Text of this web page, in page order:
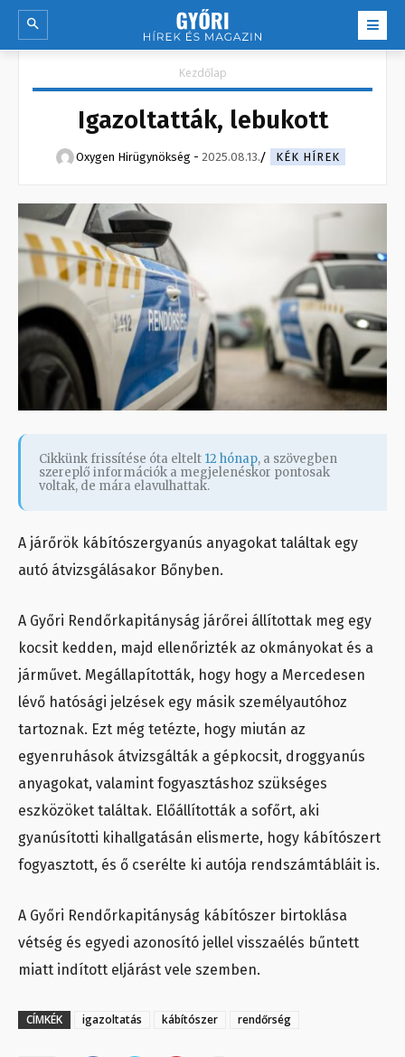
Kezdőlap
Igazoltatták, lebukott
Oxygen Hirügynökség - 2025.08.13. KÉK HÍREK
Cikkünk frissítése óta eltelt 12 hónap, a szövegben
szereplő információk a megjelenéskor pontosak
voltak, de mára elavulhattak.
A járőrök kábítószergyanús anyagokat találtak egy
autó átvizsgálásakor Bőnyben.
A Győri Rendőrkapitányság járőrei állítottak meg egy
kocsit kedden, majd ellenőrizték az okmányokat és a
járművet. Megállapították, hogy hogy a Mercedesen
lévő hatósági jelzések egy másik személyautóhoz
tartoznak. Ezt még tetézte, hogy miután az
egyenruhások átvizsgálták a gépkocsit, droggyanús
anyagokat, valamint fogyasztáshoz szükséges
eszközöket találtak. Előállították a sofőrt, aki
gyanúsítotti kihallgatásán elismerte, hogy kábítószert
fogyasztott, és ő cserélte ki autója rendszámtábláit is.
A Győri Rendőrkapitányság kábítószer birtoklása
vétség és egyedi azonosító jellel visszaélés bűntett
miatt indított eljárást vele szemben.
CÍMKÉK igazoltatás kábítószer rendőrség